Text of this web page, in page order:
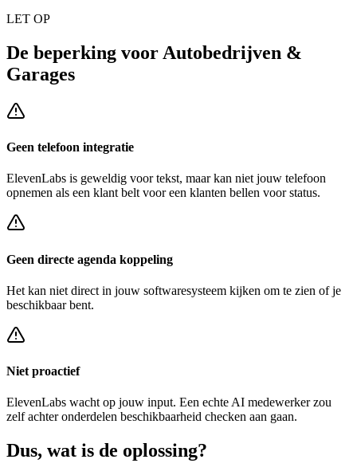
LET OP
De beperking voor Autobedrijven &
Garages
Geen telefoon integratie
ElevenLabs is geweldig voor tekst, maar kan niet jouw telefoon
opnemen als een klant belt voor een klanten bellen voor status.
Geen directe agenda koppeling
Het kan niet direct in jouw softwaresysteem kijken om te zien of je
beschikbaar bent.
Niet proactief
ElevenLabs wacht op jouw input. Een echte AI medewerker zou
zelf achteronderdelen beschikbaarheid checken aan gaan.
Dus, wat is de oplossing?